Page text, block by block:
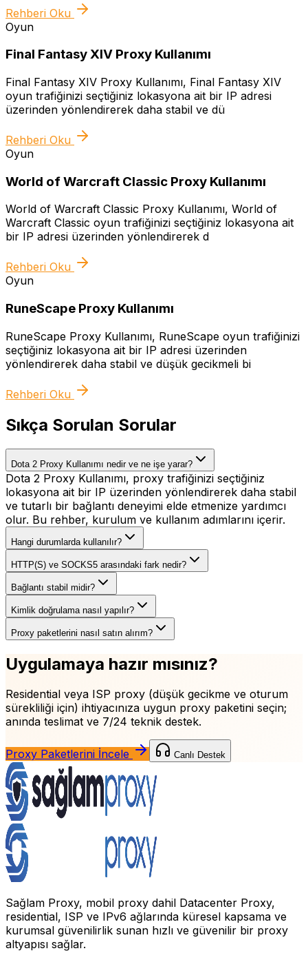
Rehberi Oku
Oyun
Final Fantasy XIV Proxy Kullanımı
Final Fantasy XIV Proxy Kullanımı, Final Fantasy XIV
oyun trafiğinizi seçtiğiniz lokasyona ait bir IP adresi
üzerinden yönlendirerek daha stabil ve dü
Rehberi Oku
Oyun
World of Warcraft Classic Proxy Kullanımı
World of Warcraft Classic Proxy Kullanımı, World of
Warcraft Classic oyun trafiğinizi seçtiğiniz lokasyona ait
bir IP adresi üzerinden yönlendirerek d
Rehberi Oku
Oyun
RuneScape Proxy Kullanımı
RuneScape Proxy Kullanımı, RuneScape oyun trafiğinizi
seçtiğiniz lokasyona ait bir IP adresi üzerinden
yönlendirerek daha stabil ve düşük gecikmeli bi
Rehberi Oku
Sıkça Sorulan Sorular
Dota 2 Proxy Kullanımı nedir ve ne işe yarar?
Dota 2 Proxy Kullanımı, proxy trafiğinizi seçtiğiniz
lokasyona ait bir IP üzerinden yönlendirerek daha stabil
ve tutarlı bir bağlantı deneyimi elde etmenize yardımcı
olur. Bu rehber, kurulum ve kullanım adımlarını içerir.
Hangi durumlarda kullanılır?
HTTP(S) ve SOCKS5 arasındaki fark nedir?
Bağlantı stabil midir?
Kimlik doğrulama nasıl yapılır?
Proxy paketlerini nasıl satın alırım?
Uygulamaya hazır mısınız?
Residential veya ISP proxy (düşük gecikme ve oturum
sürekliliği için) ihtiyacınıza uygun proxy paketini seçin;
anında teslimat ve 7/24 teknik destek.
Proxy Paketlerini İncele Canlı Destek
Sağlam Proxy, mobil proxy dahil Datacenter Proxy,
residential, ISP ve IPv6 ağlarında küresel kapsama ve
kurumsal güvenilirlik sunan hızlı ve güvenilir bir proxy
altyapısı sağlar.